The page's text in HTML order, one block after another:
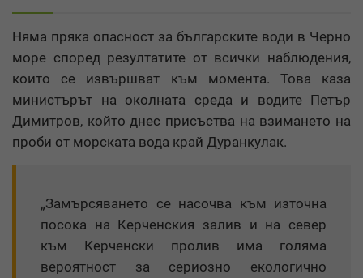
Няма пряка опасност за българските води в Черно
море според резултатите от всички наблюдения,
които се извършват към момента. Това каза
министърът на околната среда и водите Петър
Димитров, който днес присъства на взимането на
проби от морската вода край Дуранкулак.
„Замърсяването се насочва към източна
посока на Керченския залив и на север
към Керченски пролив има голяма
вероятност за сериозно екологично